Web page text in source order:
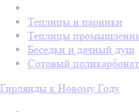
Теплицы и парники
Теплицы
Беседки и дачный душ
Сотовый поликарбонат
Гирлянды к Новому Году